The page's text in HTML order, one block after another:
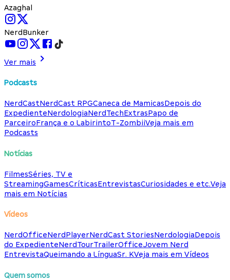
Azaghal
NerdBunker
Ver mais
Podcasts
NerdCastNerdCast RPGCaneca de MamicasDepois do
ExpedienteNerdologiaNerdTechExtrasPapo de
ParceiroFrança e o LabirintoT-ZombiiVeja mais em
Podcasts
Notícias
FilmesSéries, TV e
StreamingGamesCríticasEntrevistasCuriosidades e etc.Veja
mais em Notícias
Vídeos
NerdOfficeNerdPlayerNerdCast StoriesNerdologiaDepois
do ExpedienteNerdTourTrailerOfficeJovem Nerd
EntrevistaQueimando a LínguaSr. KVeja mais em Vídeos
Quem somos